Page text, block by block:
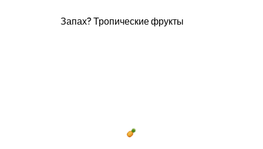
Запах? Тропические фрукты